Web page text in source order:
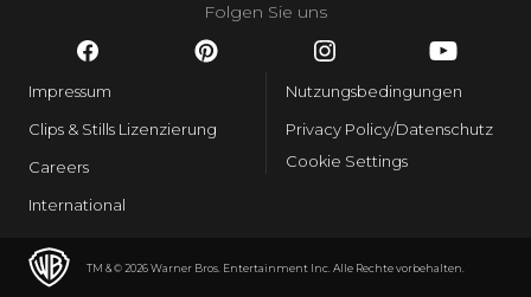
TM & © 2026 Warner Bros. Entertainment Inc. Alle Rechte vorbehalten.
Folgen Sie uns
Impressum
Clips & Stills Lizenzierung
Careers
International
Nutzungsbedingungen
Privacy Policy/Datenschutz
Cookie Settings